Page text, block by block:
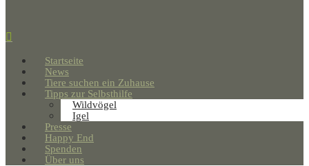
Startseite
News
Tiere suchen ein Zuhause
Tipps zur Selbsthilfe
Wildvögel
Igel
Presse
Happy End
Spenden
Über uns